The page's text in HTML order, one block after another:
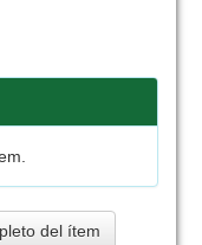
del ítem